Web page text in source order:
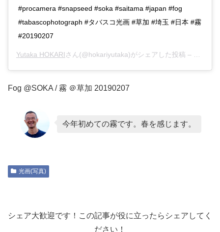
#procamera #snapseed #soka #saitama #japan #fog
#tabascophotograph #タバスコ光画 #草加 #埼玉 #日本 #霧
#20190207
Yutaka HOKARIさん(@hokariyutaka)がシェアした投稿 – 2019年
Fog @SOKA / 霧 ＠草加 20190207
今年初めての霧です。春を感じます。
光画(写真)
シェア大歓迎です！この記事が役に立ったらシェアしてく
ださい！